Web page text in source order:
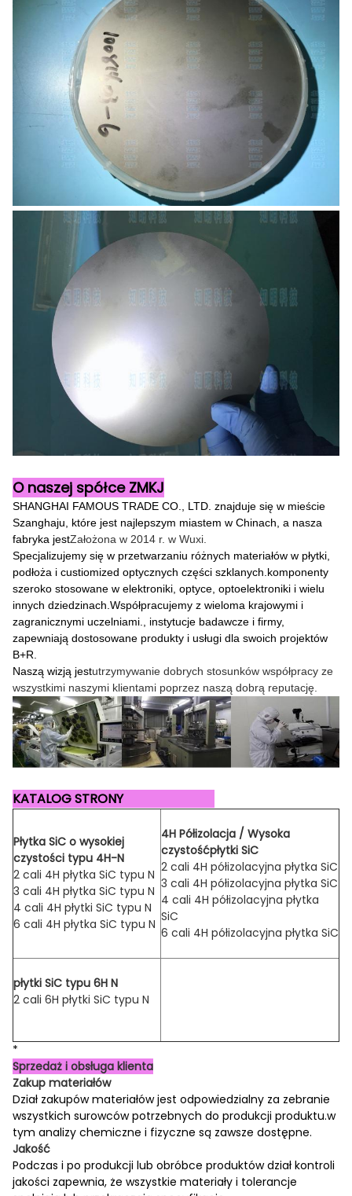
O naszej spółce ZMKJ
SHANGHAI FAMOUS TRADE CO., LTD. znajduje się w mieście
Szanghaju, które jest najlepszym miastem w Chinach, a nasza
fabryka jestZałożona w 2014 r. w Wuxi.
Specjalizujemy się w przetwarzaniu różnych materiałów w płytki,
podłoża i custiomized optycznych części szklanych.komponenty
szeroko stosowane w elektroniki, optyce, optoelektroniki i wielu
innych dziedzinach.Współpracujemy z wieloma krajowymi i
zagranicznymi uczelniami., instytucje badawcze i firmy,
zapewniają dostosowane produkty i usługi dla swoich projektów
B+R.
Naszą wizją jestutrzymywanie dobrych stosunków współpracy ze
wszystkimi naszymi klientami poprzez naszą dobrą reputację.
KATALOG STRONY
Płytka SiC o wysokiej
czystości typu 4H-N
2 cali 4H płytka SiC typu N
3 cali 4H płytka SiC typu N
4 cali 4H płytki SiC typu N
6 cali 4H płytka SiC typu N
4H Półizolacja / Wysoka
czystośćpłytki SiC
2 cali 4H półizolacyjna płytka SiC
3 cali 4H półizolacyjna płytka SiC
4 cali 4H półizolacyjna płytka
SiC
6 cali 4H półizolacyjna płytka SiC
płytki SiC typu 6H N
2 cali 6H płytki SiC typu N
*
Sprzedaż i obsługa klienta
Zakup materiałów
Dział zakupów materiałów jest odpowiedzialny za zebranie
wszystkich surowców potrzebnych do produkcji produktu.w
tym analizy chemiczne i fizyczne są zawsze dostępne.
Jakość
Podczas i po produkcji lub obróbce produktów dział kontroli
jakości zapewnia, że wszystkie materiały i tolerancje